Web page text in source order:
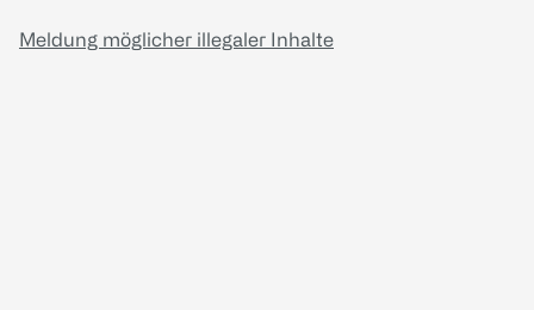
Meldung möglicher illegaler Inhalte